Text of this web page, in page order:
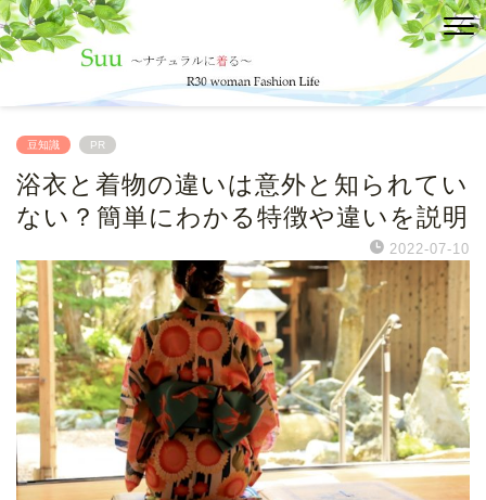
豆知識 PR
浴衣と着物の違いは意外と知られてい
ない？簡単にわかる特徴や違いを説明
2022-07-10